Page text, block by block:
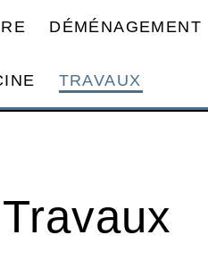
DÉMÉNAGEMENT
TRAVAUX
Travaux